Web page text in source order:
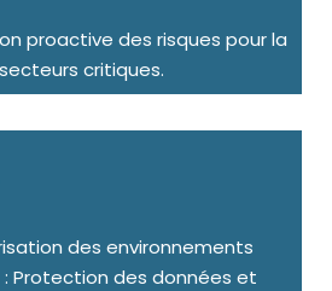
proactive des risques pour la
critiques.
des environnements
: Protection des données et